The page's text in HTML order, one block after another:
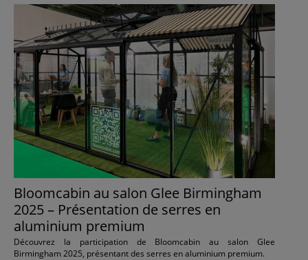
Bloomcabin au salon Glee Birmingham
2025 – Présentation de serres en
aluminium premium
Découvrez la participation de Bloomcabin au salon Glee
Birmingham 2025, présentant des serres en aluminium premium.